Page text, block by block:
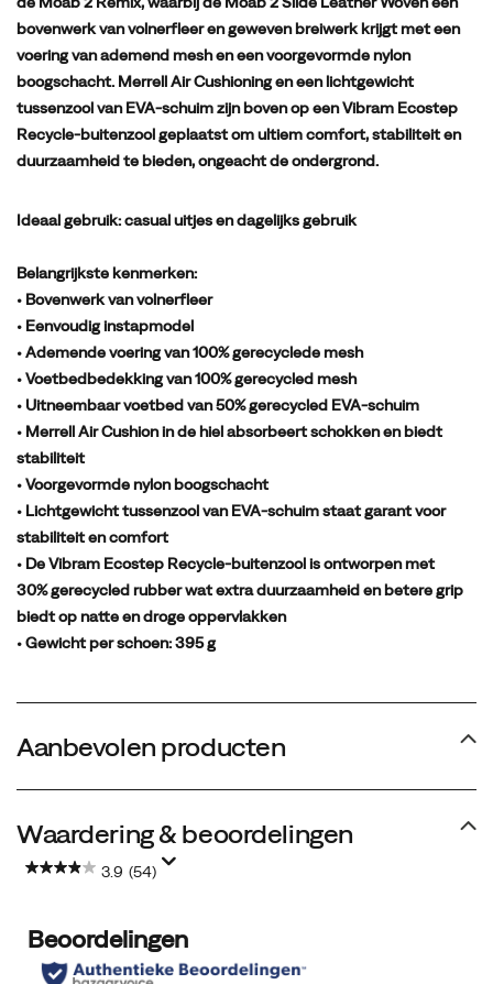
bovenwerk van volnerfleer en geweven breiwerk krijgt met een
voering van ademend mesh en een voorgevormde nylon
boogschacht. Merrell Air Cushioning en een lichtgewicht
tussenzool van EVA-schuim zijn boven op een Vibram Ecostep
Recycle-buitenzool geplaatst om ultiem comfort, stabiliteit en
duurzaamheid te bieden, ongeacht de ondergrond.
Ideaal gebruik:casual uitjes en dagelijks gebruik
Belangrijkste kenmerken:
• Bovenwerk van volnerfleer
• Eenvoudig instapmodel
• Ademende voering van 100% gerecyclede mesh
• Voetbedbedekking van 100% gerecycled mesh
• Uitneembaar voetbed van 50% gerecycled EVA-schuim
• Merrell Air Cushion in de hiel absorbeert schokken en biedt
stabiliteit
• Voorgevormde nylon boogschacht
• Lichtgewicht tussenzool van EVA-schuim staat garant voor
stabiliteit en comfort
• De Vibram Ecostep Recycle-buitenzool is ontworpen met
30% gerecycled rubber wat extra duurzaamheid en betere grip
biedt op natte en droge oppervlakken
• Gewicht per schoen: 395 g
Aanbevolen producten
Waardering & beoordelingen
3.9 (54)